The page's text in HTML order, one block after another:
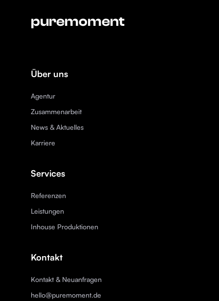
puremoment
Über uns
Agentur
Zusammenarbeit
News & Aktuelles
Karriere
Services
Referenzen
Leistungen
Inhouse Produktionen
Kontakt
Kontakt & Neuanfragen
hello@puremoment.de